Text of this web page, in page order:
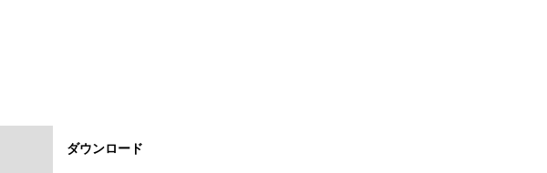
ダウンロード